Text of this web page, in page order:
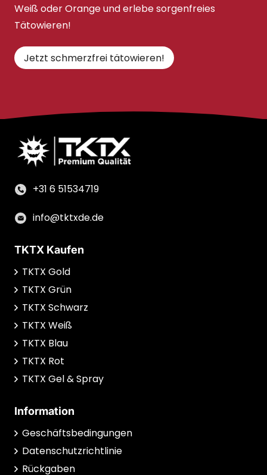
Weiß oder Orange und erlebe sorgenfreies
Tätowieren!
Jetzt schmerzfrei tätowieren!
+31 6 51534719
info@tktxde.de
TKTX Kaufen
TKTX Gold
TKTX Grün
TKTX Schwarz
TKTX Weiß
TKTX Blau
TKTX Rot
TKTX Gel & Spray
Information
Geschäftsbedingungen
Datenschutzrichtlinie
Rückgaben